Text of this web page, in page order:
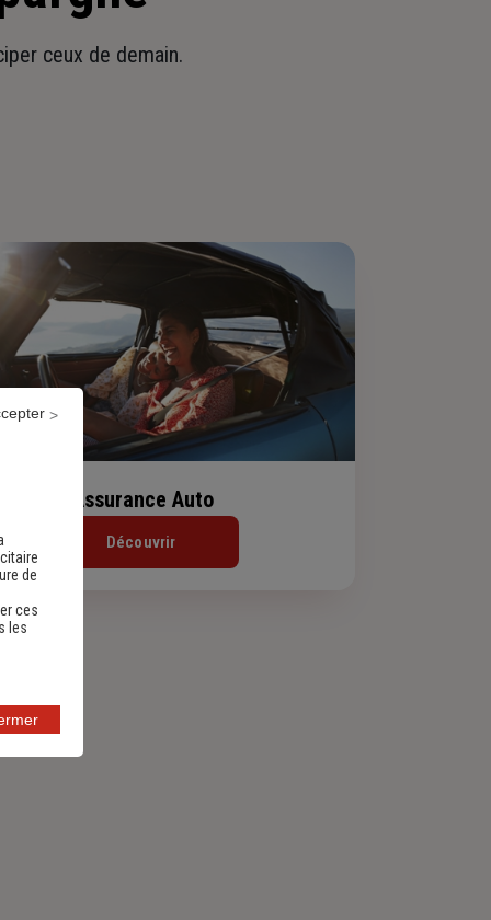
ceux de demain.
Assurance Auto
Découvrir
de
ces
les